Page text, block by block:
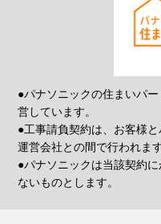
●パナソニックの住まいパ
営しています。
●工事請負契約は、お客様
運営会社との間で行われます
●パナソニックは当該契約
ないものとします。